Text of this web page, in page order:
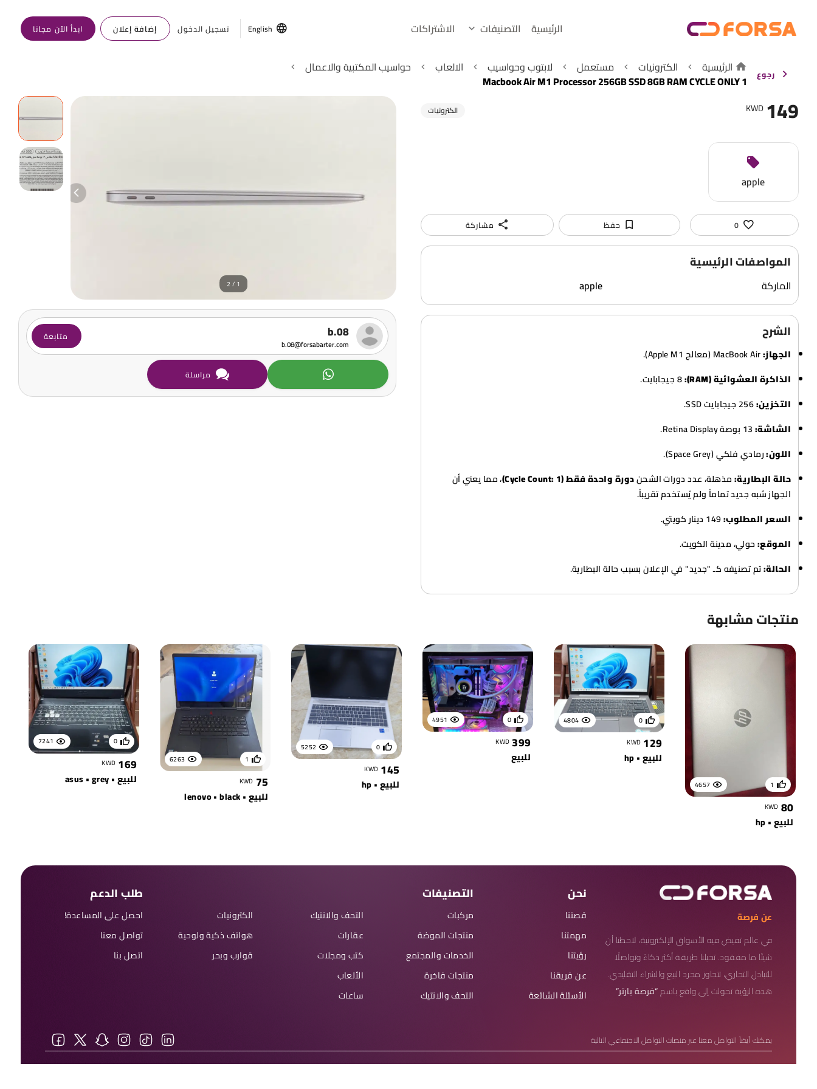
الرئيسية التصنيفات الاشتراكات English تسجيل الدخول إضافة إعلان ابدأ الآن مجانا
رجوع الرئيسية الكترونيات مستعمل لابتوب وحواسيب الالعاب
حواسيب المكتبية والاعمال
Macbook Air M1 Processor 256GB SSD 8GB RAM CYCLE ONLY 1
149
KWD الكترونيات
apple
0 حفظ مشاركة
المواصفات الرئيسية
الماركة apple
الشرح
الجهاز:
الذاكرة العشوائية (RAM):
التخزين:
الشاشة:
اللون:رمادي فلكي (Space Grey).
حالة البطارية:مذهلة، عدد دورات الشحندورة واحدة فقط (Cycle Count: 1)
، مما يعني أن
الجهاز شبه جديد تماماً ولم يُستخدم تقريباً.
السعر المطلوب:
الموقع:حولي، مدينة الكويت.
الحالة:تم تصنيفه كـ "جديد" في الإعلان بسبب حالة البطارية.
1 / 2
b.08
b.08@forsabarter.com
متابعة
مراسلة
منتجات مشابهة
4657 1
80
KWD
للبيع • hp
4804 0
129
KWD
للبيع • hp
4951 0
399
KWD
للبيع
5252 0
145
KWD
للبيع • hp
6263 1
75
KWD
للبيع • lenovo • black
7241 0
169
KWD
للبيع • asus • grey
عن فرصة
في عالم تفيض فيه الأسواق الإلكترونية، لاحظنا أن
شيئًا ما مفقود. تخيلنا طريقة أكثر ذكاءً وتواصلًا
للتبادل التجاري، تتجاوز مجرد البيع والشراء التقليدي.
هذه الرؤية تحولت إلى واقع باسم“فرصة بارتر”
نحن
قصتنا
مهمتنا
رؤيتنا
عن فريقنا
الأسئلة الشائعة
التصنيفات
مركبات
منتجات الموضة
الخدمات والمجتمع
منتجات فاخرة
التحف والانتيك
التحف والانتيك
عقارات
كتب ومجلات
الألعاب
ساعات
الكترونيات
هواتف ذكية ولوحية
قوارب وبحر
طلب الدعم
احصل على المساعدة!
تواصل معنا
اتصل بنا
يمكنك أيضاً التواصل معنا عبر منصات التواصل الاجتماعي التالية